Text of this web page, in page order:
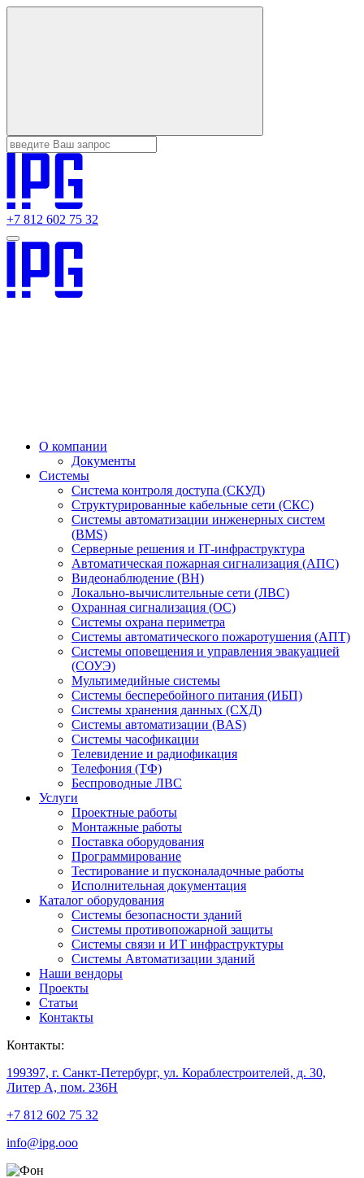
+7 812 602 75 32
О компании
Документы
Системы
Система контроля доступа (СКУД)
Структурированные кабельные сети (СКС)
Системы автоматизации инженерных систем
(BMS)
Серверные решения и IT‑инфраструктура
Автоматическая пожарная сигнализация (АПС)
Видеонаблюдение (ВН)
Локально-вычислительные сети (ЛВС)
Охранная сигнализация (ОС)
Системы охрана периметра
Системы автоматического пожаротушения (АПТ)
Системы оповещения и управления эвакуацией
(СОУЭ)
Мультимедийные системы
Системы бесперебойного питания (ИБП)
Системы хранения данных (СХД)
Системы автоматизации (BAS)
Системы часофикации
Телевидение и радиофикация
Телефония (ТФ)
Беспроводные ЛВС
Услуги
Проектные работы
Монтажные работы
Поставка оборудования
Программирование
Тестирование и пусконаладочные работы
Исполнительная документация
Каталог оборудования
Системы безопасности зданий
Системы противопожарной защиты
Системы связи и ИТ инфраструктуры
Системы Автоматизации зданий
Наши вендоры
Проекты
Статьи
Контакты
Контакты:
199397, г. Санкт-Петербург, ул. Кораблестроителей, д. 30,
Литер А, пом. 236Н
+7 812 602 75 32
info@ipg.ooo